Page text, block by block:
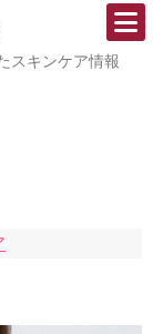
スキンケア情報